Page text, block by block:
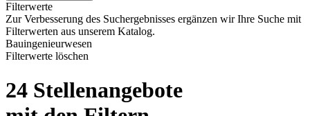
Filterwerte
Zur Verbesserung des Suchergebnisses ergänzen wir Ihre Suche mit
Filterwerten aus unserem Katalog.
Bauingenieurwesen
Filterwerte löschen
24 Stellenangebote